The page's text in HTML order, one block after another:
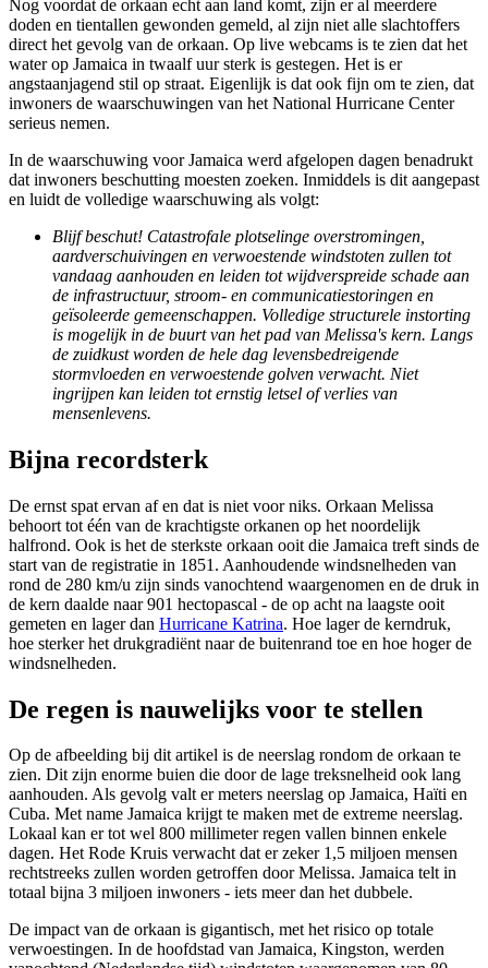
Nog voordat de orkaan echt aan land komt, zijn er al meerdere
doden en tientallen gewonden gemeld, al zijn niet alle slachtoffers
direct het gevolg van de orkaan. Op live webcams is te zien dat het
water op Jamaica in twaalf uur sterk is gestegen. Het is er
angstaanjagend stil op straat. Eigenlijk is dat ook fijn om te zien, dat
inwoners de waarschuwingen van het National Hurricane Center
serieus nemen.
In de waarschuwing voor Jamaica werd afgelopen dagen benadrukt
dat inwoners beschutting moesten zoeken. Inmiddels is dit aangepast
en luidt de volledige waarschuwing als volgt:
Blijf beschut! Catastrofale plotselinge overstromingen,
aardverschuivingen en verwoestende windstoten zullen tot
vandaag aanhouden en leiden tot wijdverspreide schade aan
de infrastructuur, stroom- en communicatiestoringen en
geïsoleerde gemeenschappen. Volledige structurele instorting
is mogelijk in de buurt van het pad van Melissa's kern. Langs
de zuidkust worden de hele dag levensbedreigende
stormvloeden en verwoestende golven verwacht. Niet
ingrijpen kan leiden tot ernstig letsel of verlies van
mensenlevens.
Bijna recordsterk
De ernst spat ervan af en dat is niet voor niks. Orkaan Melissa
behoort tot één van de krachtigste orkanen op het noordelijk
halfrond. Ook is het de sterkste orkaan ooit die Jamaica treft sinds de
start van de registratie in 1851. Aanhoudende windsnelheden van
rond de 280 km/u zijn sinds vanochtend waargenomen en de druk in
de kern daalde naar 901 hectopascal - de op acht na laagste ooit
gemeten en lager dan Hurricane Katrina. Hoe lager de kerndruk,
hoe sterker het drukgradiënt naar de buitenrand toe en hoe hoger de
windsnelheden.
De regen is nauwelijks voor te stellen
Op de afbeelding bij dit artikel is de neerslag rondom de orkaan te
zien. Dit zijn enorme buien die door de lage treksnelheid ook lang
aanhouden. Als gevolg valt er meters neerslag op Jamaica, Haïti en
Cuba. Met name Jamaica krijgt te maken met de extreme neerslag.
Lokaal kan er tot wel 800 millimeter regen vallen binnen enkele
dagen. Het Rode Kruis verwacht dat er zeker 1,5 miljoen mensen
rechtstreeks zullen worden getroffen door Melissa. Jamaica telt in
totaal bijna 3 miljoen inwoners - iets meer dan het dubbele.
De impact van de orkaan is gigantisch, met het risico op totale
verwoestingen. In de hoofdstad van Jamaica, Kingston, werden